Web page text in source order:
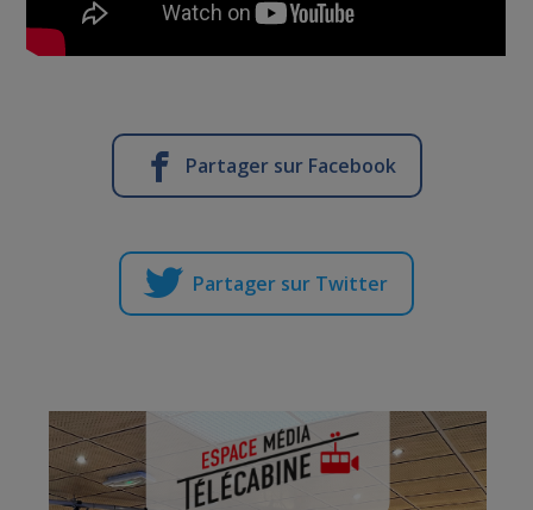
Partager sur Facebook
Partager sur Twitter